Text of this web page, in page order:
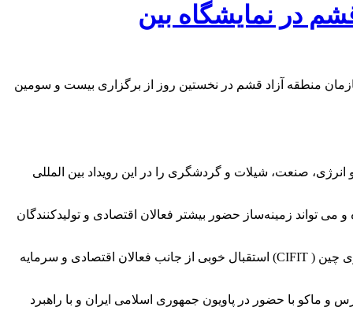
در نمایشگاه بین
منطقه آزاد قشم در نخستین روز از برگزاری بیست و سومین
سرمایه‌گذاری در حوزه های لجستیک، نفت و انرژی، صنعت، شیلات و گردشگری را در این رویداد بین المللی
تواند زمینه‌ساز حضور بیشتر فعالان اقتصادی و تولیدکنندگان
معاون اقتصادی و سرمایه گذاری سازمان منطقه آزاد قشم افزود: در نخستین روز از برگزاری بیست و سومین رویداد تجارت و سرمایه‌گذاری چین ( CIFIT) استقبال خوبی از جانب فعالان اقتصادی و سرمایه
و ماکو با حضور در پاویون جمهوری اسلامی ایران و با راهبرد